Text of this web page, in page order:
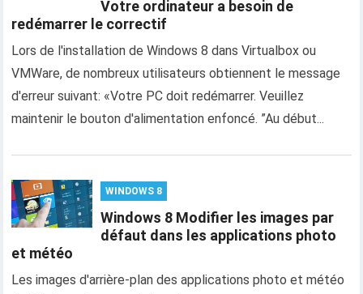
Votre ordinateur a besoin de
redémarrer le correctif
Lors de l'installation de Windows 8 dans Virtualbox ou
VMWare, de nombreux utilisateurs obtiennent le message
d'erreur suivant: «Votre PC doit redémarrer. Veuillez
maintenir le bouton d'alimentation enfoncé. ”Au début...
WINDOWS 8
Windows 8 Modifier les images par
défaut dans les applications photo
et météo
Les images d'arrière-plan des applications photo et météo